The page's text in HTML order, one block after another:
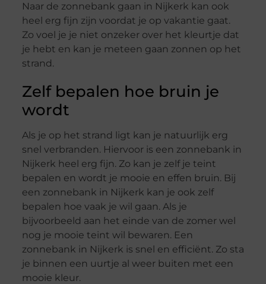
Naar de zonnebank gaan in Nijkerk kan ook
heel erg fijn zijn voordat je op vakantie gaat.
Zo voel je je niet onzeker over het kleurtje dat
je hebt en kan je meteen gaan zonnen op het
strand.
Zelf bepalen hoe bruin je
wordt
Als je op het strand ligt kan je natuurlijk erg
snel verbranden. Hiervoor is een zonnebank in
Nijkerk heel erg fijn. Zo kan je zelf je teint
bepalen en wordt je mooie en effen bruin. Bij
een zonnebank in Nijkerk kan je ook zelf
bepalen hoe vaak je wil gaan. Als je
bijvoorbeeld aan het einde van de zomer wel
nog je mooie teint wil bewaren. Een
zonnebank in Nijkerk is snel en efficiënt. Zo sta
je binnen een uurtje al weer buiten met een
mooie kleur.